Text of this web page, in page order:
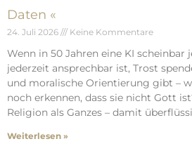
Daten «
24. Juli 2026 Keine Kommentare
Wenn in 50 Jahren eine KI scheinbar
jederzeit ansprechbar ist, Trost
und moralische Orientierung gibt –
noch erkennen, dass sie nicht Gott
Religion als Ganzes – damit
Weiterlesen »